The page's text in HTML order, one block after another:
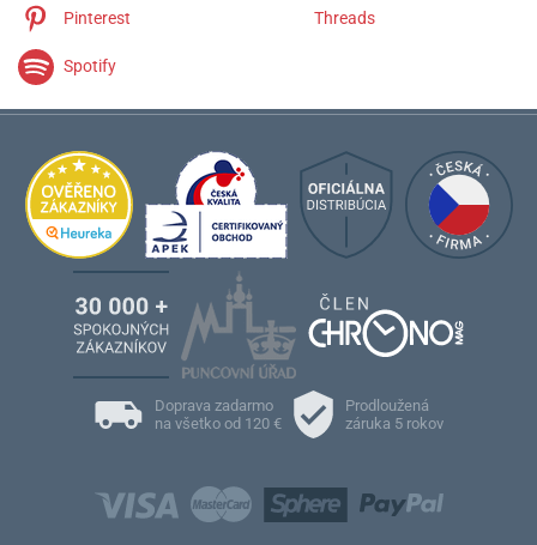
Pinterest Threads
Spotify
Doprava zadarmo
na všetko od 120 €
Prodloužená
záruka 5 rokov